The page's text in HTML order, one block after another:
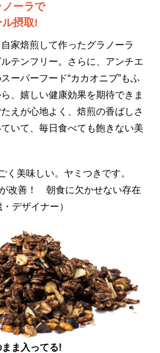
ーラで
摂取!
家焙煎して作ったグラノーラ
テンフリー。さらに、アンチエ
ーパーフード“カカオニブ”もふ
、嬉しい健康効果を期待できま
えが心地よく、焙煎の香ばしさ
いて、毎日食べても飽きない美
く美味しい。ヤミつきです。
改善！ 朝食に欠かせない存在
デザイナー）
ま入ってる!